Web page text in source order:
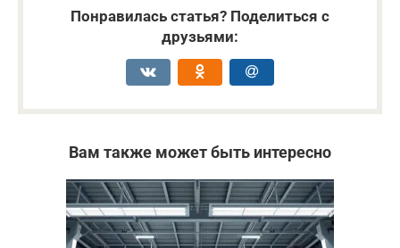
Понравилась статья? Поделиться с
друзьями:
Вам также может быть интересно